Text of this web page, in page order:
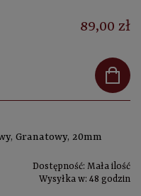
89,00 zł
Granatowy, 20mm
Dostępność: Mała ilość
Wysyłka w: 48 godzin